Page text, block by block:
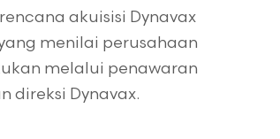
akuisisi Dynavax
menilai perusahaan
melalui penawaran
direksi Dynavax.